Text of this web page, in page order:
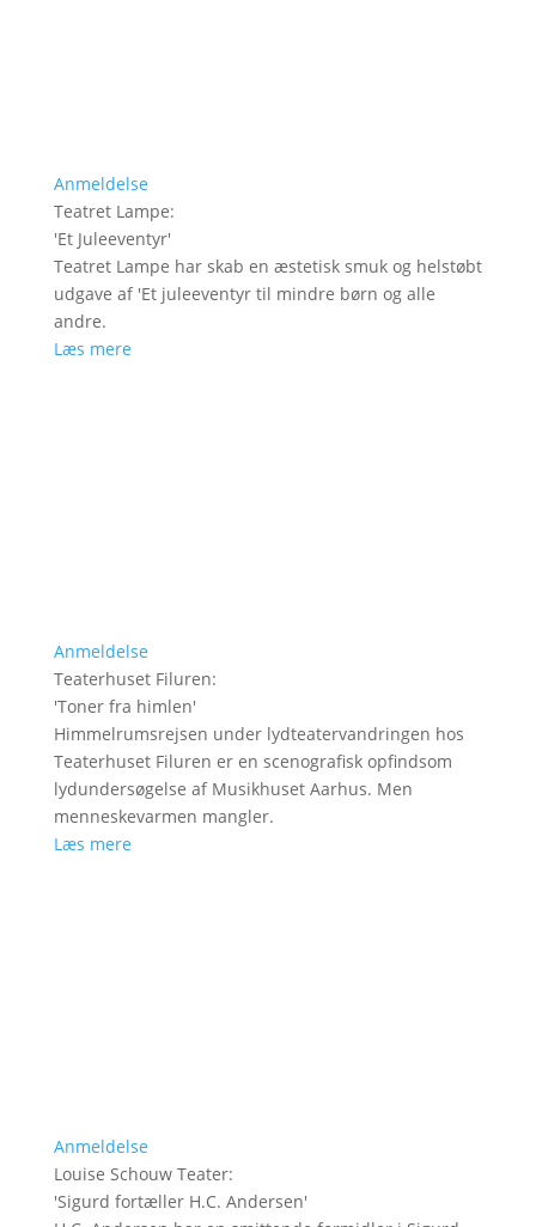
Anmeldelse
Teatret Lampe:
'Et Juleeventyr'
Teatret Lampe har skab en æstetisk smuk og helstøbt
udgave af 'Et juleeventyr til mindre børn og alle
andre.
Læs mere
Anmeldelse
Teaterhuset Filuren:
'Toner fra himlen'
Himmelrumsrejsen under lydteatervandringen hos
Teaterhuset Filuren er en scenografisk opfindsom
lydundersøgelse af Musikhuset Aarhus. Men
menneskevarmen mangler.
Læs mere
Anmeldelse
Louise Schouw Teater:
'Sigurd fortæller H.C. Andersen'